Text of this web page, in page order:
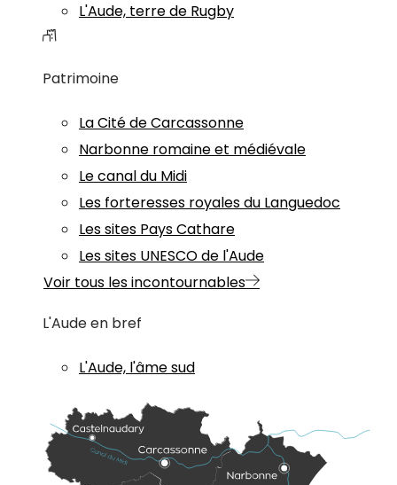
L'Aude, terre de Rugby
Patrimoine
La Cité de Carcassonne
Narbonne romaine et médiévale
Le canal du Midi
Les forteresses royales du Languedoc
Les sites Pays Cathare
Les sites UNESCO de l'Aude
Voir tous les incontournables
L'Aude en bref
L'Aude, l'âme sud